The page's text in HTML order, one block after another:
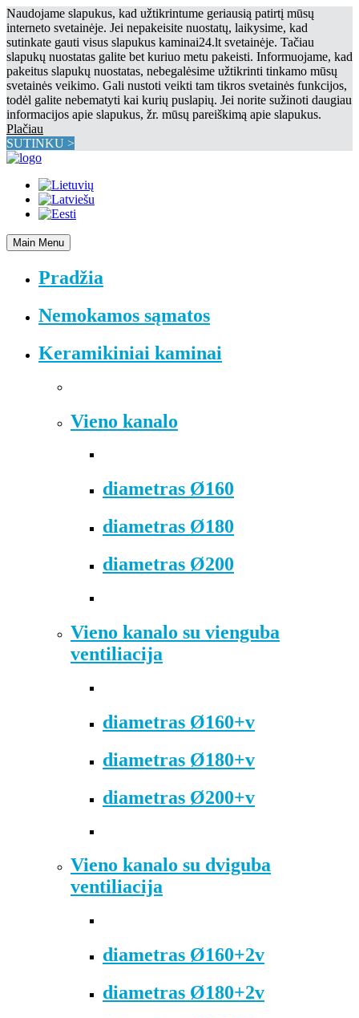
Naudojame slapukus, kad užtikrintume geriausią patirtį mūsų
interneto svetainėje. Jei nepakeisite nuostatų, laikysime, kad
sutinkate gauti visus slapukus kaminai24.lt svetainėje. Tačiau
slapukų nuostatas galite bet kuriuo metu pakeisti. Informuojame, kad
pakeitus slapukų nuostatas, nebegalėsime užtikrinti tinkamo mūsų
svetainės veikimo. Gali nustoti veikti tam tikros svetainės funkcijos,
todėl galite nebematyti kai kurių puslapių. Jei norite sužinoti daugiau
informacijos apie slapukus, žr. mūsų pareiškimą apie slapukus.
Plačiau
SUTINKU >
Main Menu
Pradžia
Nemokamos sąmatos
Keramikiniai kaminai
Vieno kanalo
diametras Ø160
diametras Ø180
diametras Ø200
Vieno kanalo su vienguba
ventiliacija
diametras Ø160+v
diametras Ø180+v
diametras Ø200+v
Vieno kanalo su dviguba
ventiliacija
diametras Ø160+2v
diametras Ø180+2v